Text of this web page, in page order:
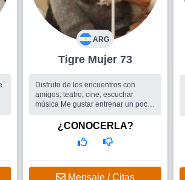
ARG
Tigre Mujer 73
Disfruto de los encuentros con
amigos, teatro, cine, escuchar
música Me gustar entrenar un poco
Mindfulness Soy periodista trabajé
siempre en revistas femenin...
Amigos para salir , un
¿CONOCERLA?
Mensaje / Citas